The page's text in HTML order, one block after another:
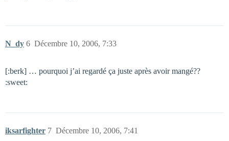
N_dy Décembre 10, 2006, 7:33
6
[:berk] … pourquoi j’ai regardé ça juste après avoir mangé??
:sweet:
iksarfighter Décembre 10, 2006, 7:41
7